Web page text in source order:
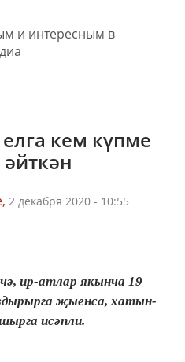
и интересным в
кем күпме
2 декабря 2020 - 10:55
ир-атлар якынча 19
җыенса, хатын-
исәпли.